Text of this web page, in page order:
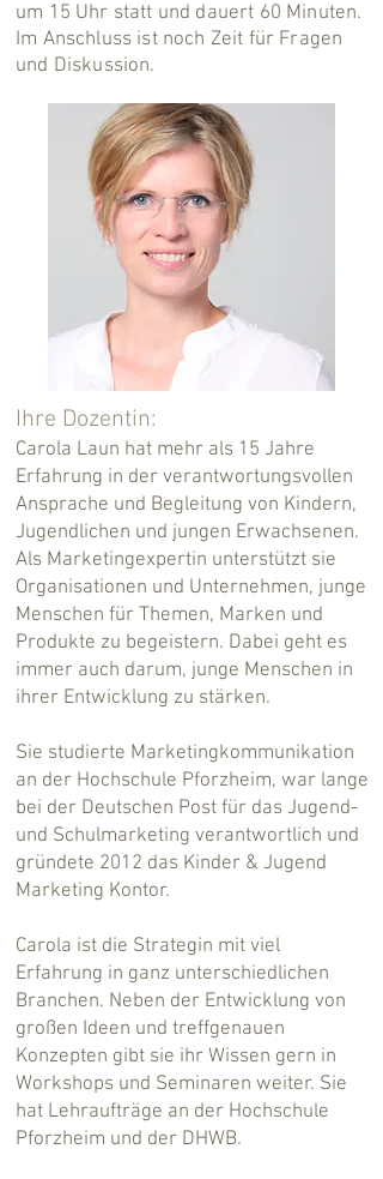
um 15 Uhr statt und dauert 60 Minuten.
Im Anschluss ist noch Zeit für Fragen
und Diskussion.
Ihre Dozentin:
Carola Laun hat mehr als 15 Jahre
Erfahrung in der verantwortungsvollen
Ansprache und Begleitung von Kindern,
Jugendlichen und jungen Erwachsenen.
Als Marketingexpertin unterstützt sie
Organisationen und Unternehmen, junge
Menschen für Themen, Marken und
Produkte zu begeistern. Dabei geht es
immer auch darum, junge Menschen in
ihrer Entwicklung zu stärken.
Sie studierte Marketingkommunikation
an der Hochschule Pforzheim, war lange
bei der Deutschen Post für das Jugend-
und Schulmarketing verantwortlich und
gründete 2012 das Kinder & Jugend
Marketing Kontor.
Carola ist die Strategin mit viel
Erfahrung in ganz unterschiedlichen
Branchen. Neben der Entwicklung von
großen Ideen und treffgenauen
Konzepten gibt sie ihr Wissen gern in
Workshops und Seminaren weiter. Sie
hat Lehraufträge an der Hochschule
Pforzheim und der DHWB.